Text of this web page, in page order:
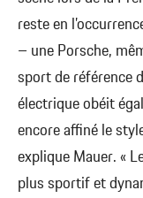
reste en
– une Porsche,
sport de référence
électrique obéit
encore affiné le
explique Mauer. «
plus sportif et